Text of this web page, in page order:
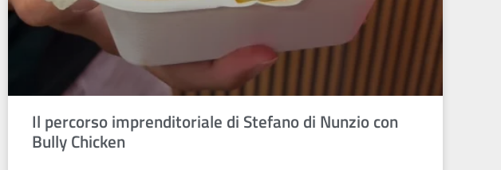
Il percorso imprenditoriale di Stefano di Nunzio con
Bully Chicken